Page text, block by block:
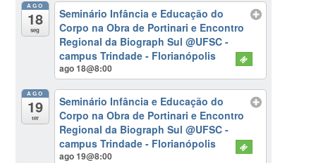
AGO
18
seg
Seminário Infância e Educação do
Corpo na Obra de Portinari e Encontro
Regional da Biograph Sul@UFSC -
campus Trindade - Florianópolis
ago 18@8:00
AGO
19
ter
Seminário Infância e Educação do
Corpo na Obra de Portinari e Encontro
Regional da Biograph Sul@UFSC -
campus Trindade - Florianópolis
ago 19@8:00